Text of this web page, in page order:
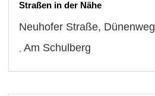
Straßen in der Nähe
Neuhofer Straße, Dünenweg
,Am Schulberg